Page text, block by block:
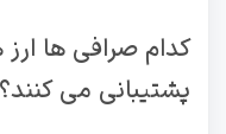
کدام صرافی ها ارز
پشتیبانی می کنند؟